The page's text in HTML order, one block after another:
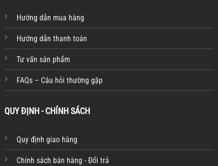
Hướng dẫn mua hàng
Hướng dẫn thanh toán
Tư vấn sản phẩm
FAQs – Câu hỏi thường gặp
QUY ĐỊNH - CHÍNH SÁCH
Quy định giao hàng
Chính sách bán hàng - Đổi trả